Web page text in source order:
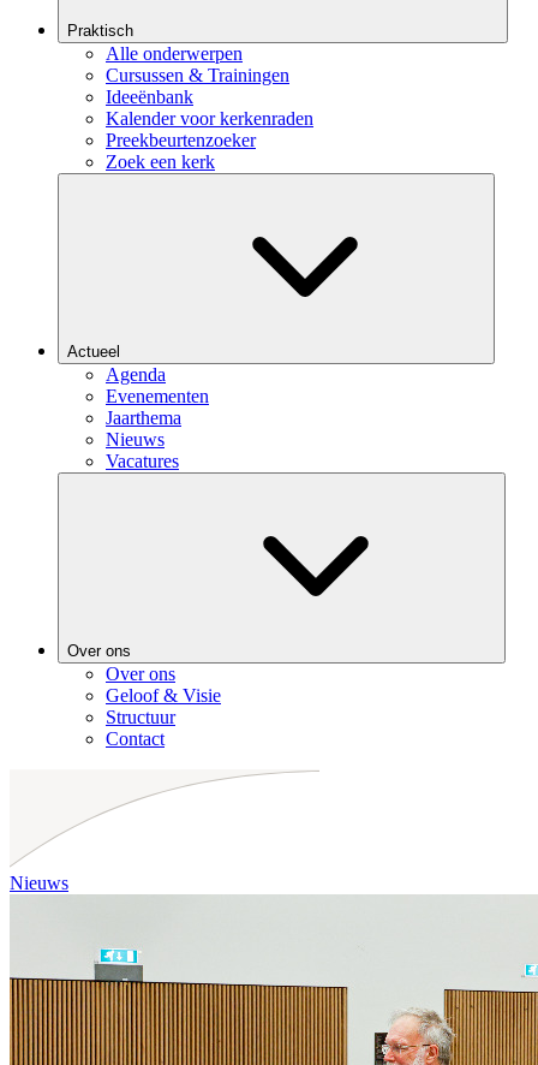
Praktisch
Alle onderwerpen
Cursussen & Trainingen
Ideeënbank
Kalender voor kerkenraden
Preekbeurtenzoeker
Zoek een kerk
Actueel
Agenda
Evenementen
Jaarthema
Nieuws
Vacatures
Over ons
Over ons
Geloof & Visie
Structuur
Contact
Nieuws